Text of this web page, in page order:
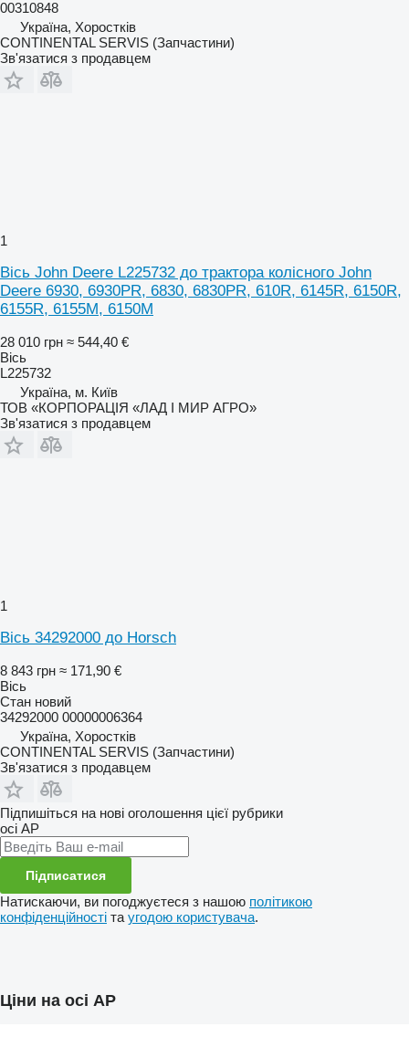
00310848
Україна, Хоростків
CONTINENTAL SERVIS (Запчастини)
Зв'язатися з продавцем
1
Вісь John Deere L225732 до трактора колісного John
Deere 6930, 6930PR, 6830, 6830PR, 610R, 6145R, 6150R,
6155R, 6155M, 6150M
28 010 грн ≈ 544,40 €
Вісь
L225732
Україна, м. Київ
ТОВ «КОРПОРАЦІЯ «ЛАД І МИР АГРО»
Зв'язатися з продавцем
1
Вісь 34292000 до Horsch
8 843 грн ≈ 171,90 €
Вісь
Стан новий
34292000 00000006364
Україна, Хоростків
CONTINENTAL SERVIS (Запчастини)
Зв'язатися з продавцем
Підпишіться на нові оголошення цієї рубрики
осі AP
Підписатися
Натискаючи, ви погоджуєтеся з нашою політикою
конфіденційності та угодою користувача.
Ціни на осі AP